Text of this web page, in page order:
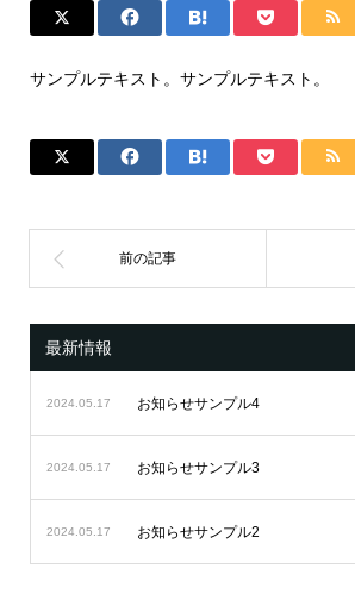
サンプルテキスト。サンプルテキスト。
最新情報
2024.05.17 お知らせサンプル4
2024.05.17 お知らせサンプル3
2024.05.17 お知らせサンプル2